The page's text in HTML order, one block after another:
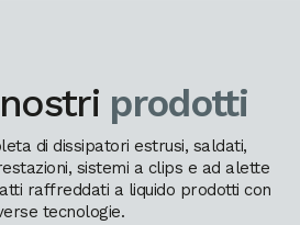
prodotti
di dissipatori estrusi, saldati,
sistemi a clips e ad alette
raffreddati a liquido prodotti con
tecnologie.